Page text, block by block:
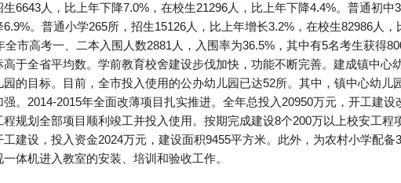
生6643人，比上年下降7.0%，在校生21296人，比上年下降4.4%。普通初
6.9%。普通小学265所，招生15126人，比上年增长3.2%，在校生82986人
全市高考一、二本入围人数2881人，入围率为36.5%，其中有5名考生获得
高于全省平均数。学前教育校舍建设步伐加快，功能不断完善。建成镇中
园的目标。目前，全市投入使用的公办幼儿园已达52所。其中，镇中心幼
强。2014-2015年全面改薄项目扎实推进。全年总投入20950万元，开工建
程规划全部项目顺利竣工并投入使用。按期完成建设8个200万以上校安工
工建设，投入资金2024万元，建设面积9455平方米。此外，为农村小学配
一体机进入教室的安装、培训和验收工作。